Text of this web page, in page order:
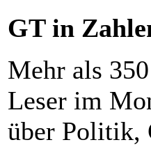
GT in
Mehr als
Leser im
über Politik,